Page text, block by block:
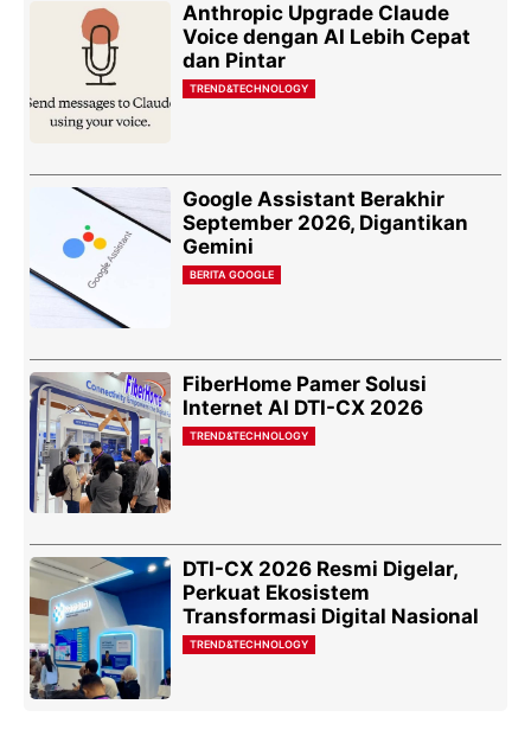
Anthropic Upgrade Claude
Voice dengan AI Lebih Cepat
dan Pintar
TREND&TECHNOLOGY
Google Assistant Berakhir
September 2026, Digantikan
Gemini
BERITA GOOGLE
FiberHome Pamer Solusi
Internet AI DTI-CX 2026
TREND&TECHNOLOGY
DTI-CX 2026 Resmi Digelar,
Perkuat Ekosistem
Transformasi Digital Nasional
TREND&TECHNOLOGY